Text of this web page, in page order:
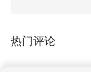
热门评论